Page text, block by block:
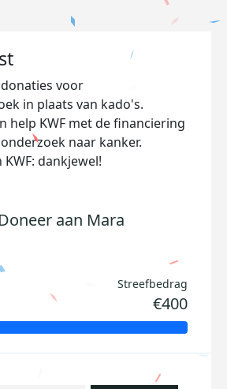
voor
in plaats van kado's.
help KWF met de financiering
naar kanker.
dankjewel!
Doneer aan Mara
Streefbedrag
€400